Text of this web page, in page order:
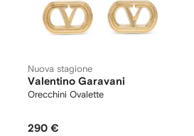
Nuova stagione
Valentino Garavani
Orecchini Ovalette
290 €